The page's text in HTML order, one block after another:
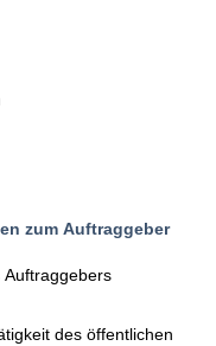
zum Auftraggeber
Auftraggebers
des öffentlichen